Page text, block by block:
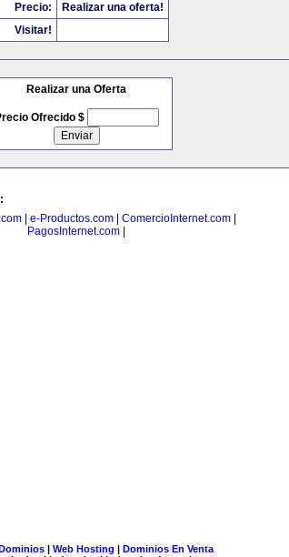
Precio:
Realizar una oferta!
Visitar!
Realizar una Oferta
Ofrecido $
e-Productos.com ComercioInternet.com
PagosInternet.com
| Web Hosting | Dominios En Venta